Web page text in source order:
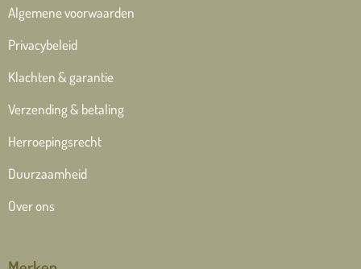
Algemene voorwaarden
Privacybeleid
Klachten & garantie
Verzending & betaling
Herroepingsrecht
Duurzaamheid
Over ons